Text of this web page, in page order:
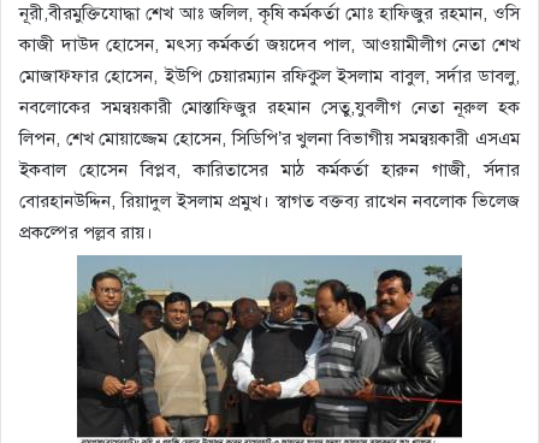
নূরী,বীরমুক্তিযোদ্ধা শেখ আঃ জলিল, কৃষি কর্মকর্তা মোঃ হাফিজুর রহমান, ওসি
কাজী দাউদ হোসেন, মৎস্য কর্মকর্তা জয়দেব পাল, আওয়ামীলীগ নেতা শেখ
মোজাফ্ফার হোসেন, ইউপি চেয়ারম্যান রফিকুল ইসলাম বাবুল, সর্দার ডাবলু,
নবলোকের সমন্বয়কারী মোস্তাফিজুর রহমান সেতু,যুবলীগ নেতা নূরুল হক
লিপন, শেখ মোয়াজ্জেম হোসেন, সিডিপি’র খুলনা বিভাগীয় সমন্বয়কারী এসএম
ইকবাল হোসেন বিপ্লব, কারিতাসের মাঠ কর্মকর্তা হারুন গাজী, র্সদার
বোরহানউদ্দিন, রিয়াদুল ইসলাম প্রমুখ। স্বাগত বক্তব্য রাখেন নবলোক ভিলেজ
প্রকল্পের পল্লব রায়।